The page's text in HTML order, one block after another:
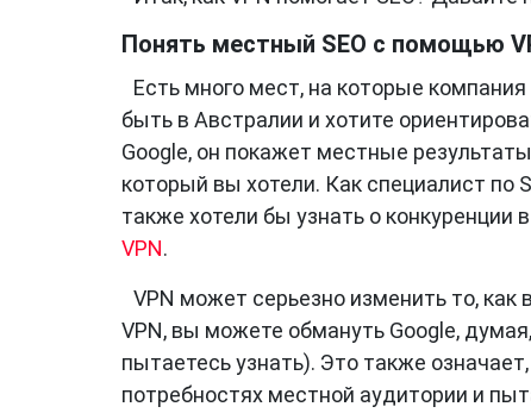
Понять местный SEO с помощью
Есть много мест, на которые
быть в Австралии и хотите
Google, он покажет местные
который вы хотели. Как специалист по
также хотели бы узнать о конкуренции
VPN.
VPN может серьезно изменить то,
VPN, вы можете обмануть Google,
пытаетесь узнать). Это также
потребностях местной аудитории и